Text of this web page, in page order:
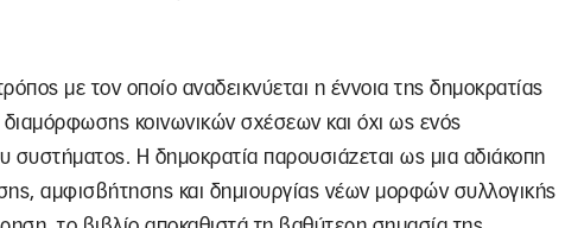
τρόπος με τον οποίο αναδεικνύεται η έννοια της δημοκρατίας
διαμόρφωσης κοινωνικών σχέσεων και όχι ως ενός
Η δημοκρατία παρουσιάζεται ως μια αδιάκοπη
αμφισβήτησης και δημιουργίας νέων μορφών συλλογικής